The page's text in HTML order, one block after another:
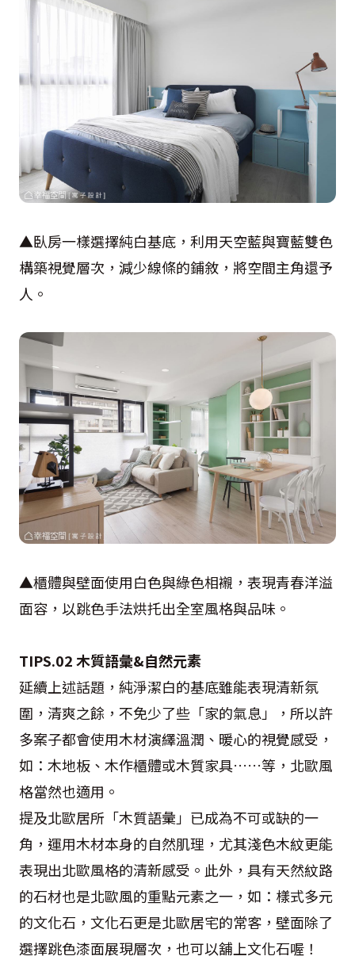
▲臥房一樣選擇純白基底，利用天空藍與寶藍雙色
構築視覺層次，減少線條的鋪敘，將空間主角還予
人。
▲櫃體與壁面使用白色與綠色相襯，表現青春洋溢
面容，以跳色手法烘托出全室風格與品味。
TIPS.02 木質語彙&自然元素
延續上述話題，純淨潔白的基底雖能表現清新氛
圍，清爽之餘，不免少了些「家的氣息」，所以許
多案子都會使用木材演繹溫潤、暖心的視覺感受，
如：木地板、木作櫃體或木質家具……等，北歐風
格當然也適用。
提及北歐居所「木質語彙」已成為不可或缺的一
角，運用木材本身的自然肌理，尤其淺色木紋更能
表現出北歐風格的清新感受。此外，具有天然紋路
的石材也是北歐風的重點元素之一，如：樣式多元
的文化石，文化石更是北歐居宅的常客，壁面除了
選擇跳色漆面展現層次，也可以舖上文化石喔！